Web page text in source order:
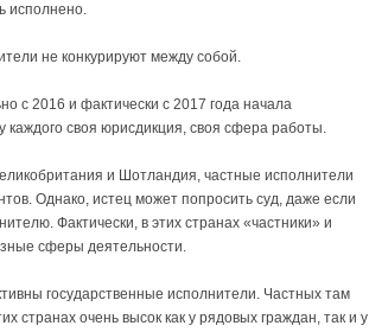
исполнено.
не конкурируют между собой.
с 2016 и фактически с 2017 года начала
каждого своя юрисдикция, своя сфера работы.
и Шотландия, частные исполнители
Однако, истец может попросить суд, даже если
Фактически, в этих странах «частники» и
сферы деятельности.
государственные исполнители. Частных там
странах очень высок как у рядовых граждан, так и у